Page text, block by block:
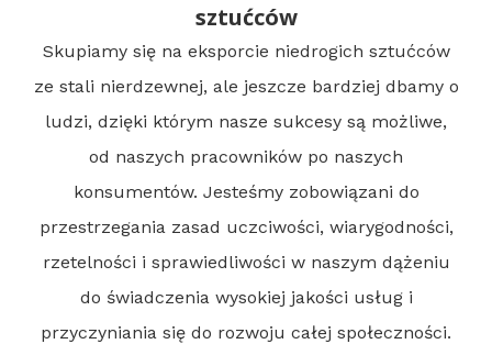
sztućców
Skupiamy się na eksporcie niedrogich sztućców
ze stali nierdzewnej, ale jeszcze bardziej dbamy o
ludzi, dzięki którym nasze sukcesy są możliwe,
od naszych pracowników po naszych
konsumentów. Jesteśmy zobowiązani do
przestrzegania zasad uczciwości, wiarygodności,
rzetelności i sprawiedliwości w naszym dążeniu
do świadczenia wysokiej jakości usług i
przyczyniania się do rozwoju całej społeczności.